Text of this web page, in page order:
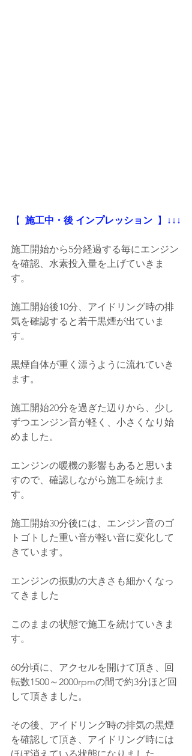
【 施工中・後 インプレッション 】 ↓↓↓
施工開始から5分経過する毎にエンジン
を確認、水素投入量を上げていきま
す。
施工開始後10分、アイドリング時の排
気を確認すると若干黒煙が出ていま
す。
黒煙自体が重く漂うように流れていき
ます。
施工開始20分を過ぎた辺りから、少し
ずつエンジン音が軽く、小さくなり始
めました。
エンジンの暖機の影響もあると思いま
すので、確認しながら施工を続けま
す。
施工開始30分後には、エンジン音のゴ
トゴトした重い音が軽い音に変化して
きています。
エンジンの振動の大きさも細かくなっ
てきました
このままの状態で施工を続けていきま
す。
60分頃に、アクセルを開けて頂き、回
転数1500～2000rpmの間で約3分ほど回
して頂きました。
その後、アイドリング時の排気の黒煙
を確認して頂き、アイドリング時には
ほぼ消えている状態になりました。